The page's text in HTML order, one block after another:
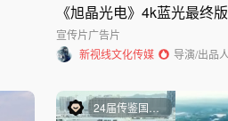
《旭晶光电》4k蓝光最终版
宣传片广告片
新视线文化传媒